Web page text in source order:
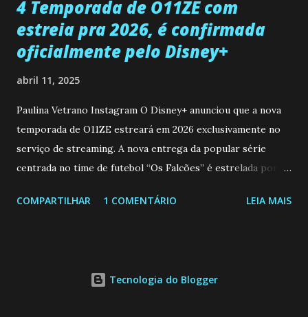
4 Temporada de O11ZE com
estreia pra 2026, é confirmada
oficialmente pelo Disney+
abril 11, 2025
Paulina Vetrano Instagram O Disney+ anunciou que a nova
temporada de O11ZE estreará em 2026 exclusivamente no
serviço de streaming. A nova entrega da popular série
centrada no time de futebol “Os Falcões” é estrelada por
Brum (Dedé), que voltam a interpretar seus personagens
atleta Sergio “Kun” Agüero, além de outras figuras de
COMPARTILHAR 1 COMENTÁRIO LEIA MAIS
Tecnologia do Blogger